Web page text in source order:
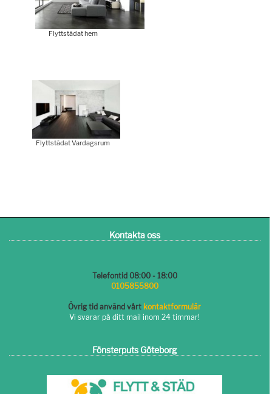
Flyttstädat hem
Flyttstädat Vardagsrum
Kontakta oss
Telefontid 08:00 - 18:00
0105855800
Övrig tid använd vårt kontaktformulär
Vi svarar på ditt mail inom 24 timmar!
Fönsterputs Göteborg